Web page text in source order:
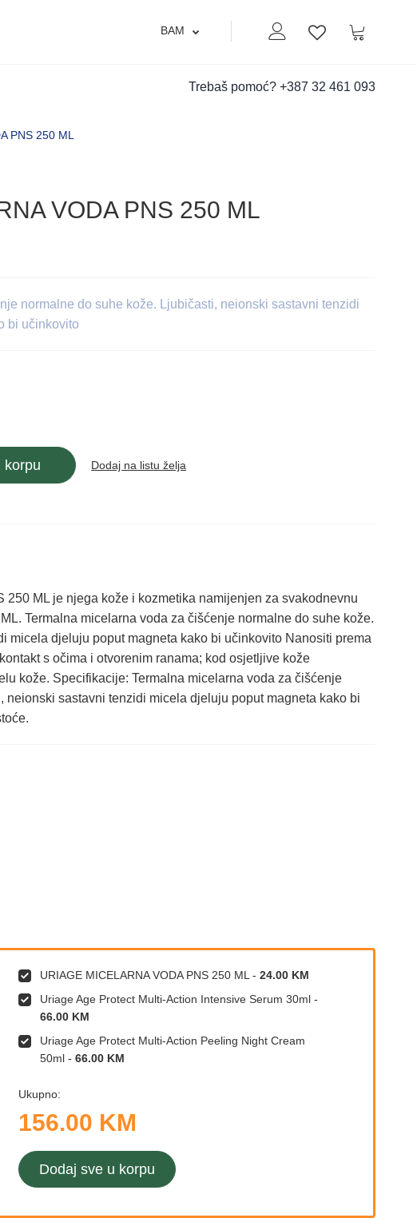
Moj nalogLista zelja
Korpa
BAM
Trebaš pomoć? +387 32 461 093
PNS 250 ML
VODA PNS 250 ML
normalne do suhe kože. Ljubičasti, neionski sastavni tenzidi
bi učinkovito
korpu Dodaj na listu želja
250 ML je njega kože i kozmetika namijenjen za svakodnevnu
Termalna micelarna voda za čišćenje normalne do suhe kože.
micela djeluju poput magneta kako bi učinkovito Nanositi prema
s očima i otvorenim ranama; kod osjetljive kože
kože. Specifikacije: Termalna micelarna voda za čišćenje
neionski sastavni tenzidi micela djeluju poput magneta kako bi
URIAGE MICELARNA VODA PNS 250 ML -24.00 KM
Uriage Age Protect Multi-Action Intensive Serum 30ml -
66.00 KM
Uriage Age Protect Multi-Action Peeling Night Cream
50ml -66.00 KM
Ukupno:
156.00 KM
Dodaj sve u korpu